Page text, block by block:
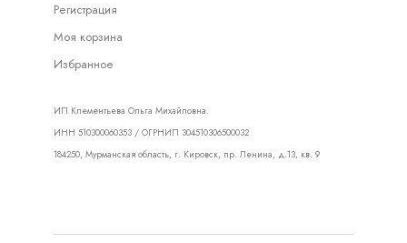
Регистрация
Моя корзина
Избранное
ИП Клементьева Ольга Михайловна.
ИНН 510300060353 / ОГРНИП 304510306500032
184250, Мурманская область, г. Кировск, пр. Ленина, д.13, кв. 9